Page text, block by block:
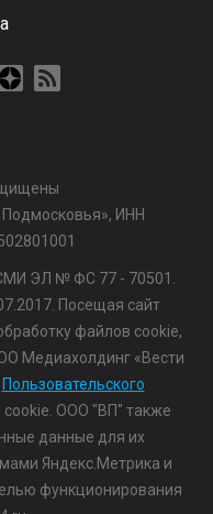
ИНН
ЭЛ № ФС 77 - 70501.
Посещая сайт
файлов cookie,
Медиахолдинг «Вести
Пользовательского
cookie. ООО "ВП" также
данные для их
Яндекс.Метрика и
функционирования